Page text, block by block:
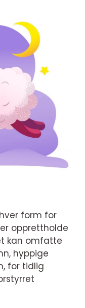
form for
opprettholde
kan omfatte
hyppige
for tidlig